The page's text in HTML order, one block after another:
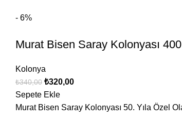
- 6%
Murat Bisen Saray Kolonyası
Kolonya
₺340,00 ₺320,00
Sepete Ekle
Murat Bisen Saray Kolonyası 50. Yıla Özel